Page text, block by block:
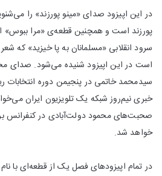
در این اپیزود صدای «مینو پورزند» را
پورزند است و همچنین قطعه‌ی «مرا ببوس»
سرود انقلابی «مسلمانان به پا خیزید» که
است در این اپیزود شنیده می‌شود. صدای
سیدمحمد خاتمی در پنجیمن دوره
خبری نیم‌روز شبکه یک تلویزیون ایران
صحبت‌های محمود دولت‌آبادی در کنفرانس
خواهد شد.
در تمام اپیزودهای فصل یک از قطعه‌ای با نام